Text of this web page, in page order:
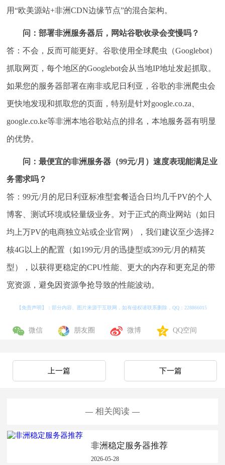
用“欧美源站+非洲CDN边缘节点”的混合架构。
问：部署非洲服务器后，网站谷歌收录会变慢吗？
答：不会，反而可能更好。谷歌使用全球爬虫（Googlebot）
抓取网页，每个地区的Googlebot会从当地IP地址发起抓取。
如果您的服务器部署在南非或尼日利亚，谷歌的非洲爬虫会
更快地发现和抓取您的页面，特别是针对google.co.za、
google.co.ke等非洲本地谷歌站点的排名，本地服务器有明显
的优势。
问：最便宜的非洲服务器（99元/月）速度表现能满足业
务需求吗？
答：99元/月的尼日利亚标准型套餐适合日均几千PV的个人
博客、测试环境或轻量级业务。对于正式的商业网站（如日
均上万PV的电商独立站或企业官网），我们建议至少选择2
核4G以上的配置（如199元/月的迅捷型或399元/月的精英
型），以获得更稳定的CPU性能、更大的内存和更充足的带
宽资源，避免因资源争抢导致的性能波动。
【免责声明】：部分内容、图片来源于互联网，如有侵权请联系删除，QQ：228866015
微信 朋友圈 微博 QQ空间
下一篇
上一篇
相关阅读
非洲稳定服务器推荐
2026-05-28